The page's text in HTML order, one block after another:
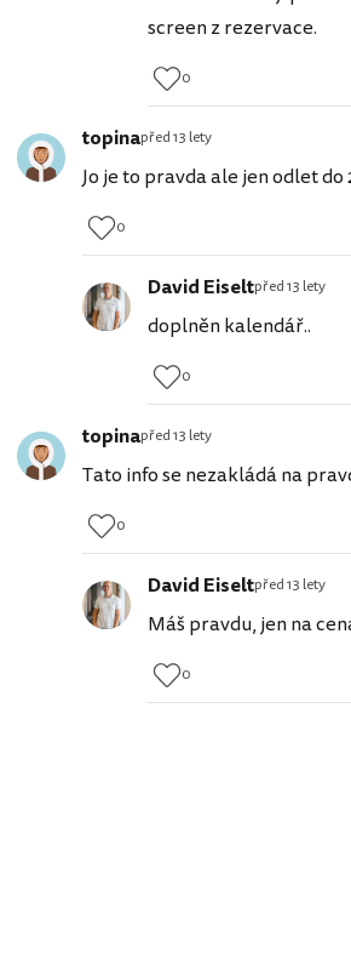
screen z rezervace.
0
topinapřed 13 lety
Jo je to pravda ale jen odlet do
0
David Eiseltpřed 13 lety
doplněn kalendář..
0
topinapřed 13 lety
Tato info se nezakládá na
0
David Eiseltpřed 13 lety
Máš pravdu, jen na
0